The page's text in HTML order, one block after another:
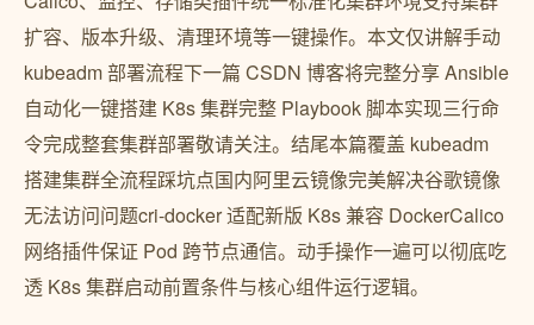
扩容、版本升级、清理环境等一键操作。本文仅讲解手动
kubeadm 部署流程下一篇 CSDN 博客将完整分享 Ansible
自动化一键搭建 K8s 集群完整 Playbook 脚本实现三行命
令完成整套集群部署敬请关注。结尾本篇覆盖 kubeadm
搭建集群全流程踩坑点国内阿里云镜像完美解决谷歌镜像
无法访问问题cri-docker 适配新版 K8s 兼容 DockerCalico
网络插件保证 Pod 跨节点通信。动手操作一遍可以彻底吃
透 K8s 集群启动前置条件与核心组件运行逻辑。